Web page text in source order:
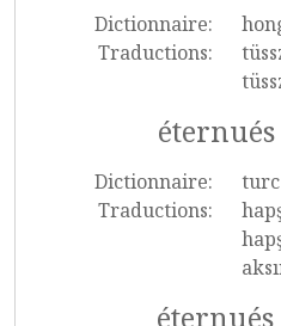
Dictionnaire:
Traductions:
Dictionnaire:
turc
Traductions: